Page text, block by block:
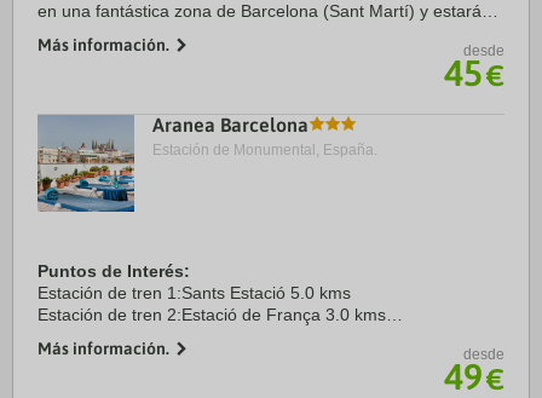
en una fantástica zona de Barcelona (Sant Martí) y estarás a
y Sagrada Familia. ...
Más información. desde
45€
Aranea Barcelona
Estación de Monumental, España.
Puntos de Interés:
Estación de tren 1:Sants Estació 5.0 kms
Estación de tren 2:Estació de França 3.0 kms
Aeropuerto 2:Girona 97.0 kms
Más información. desde
49€